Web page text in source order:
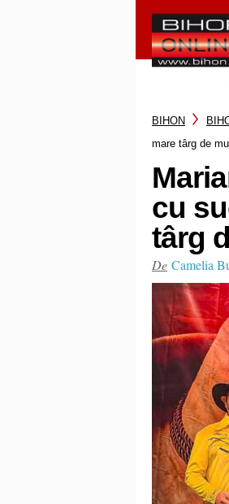
BIHON
mare târg de
cu
târg
De Camelia